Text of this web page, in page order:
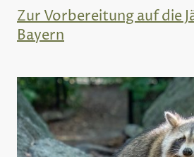
Zur Vorbereitung auf die
Bayern